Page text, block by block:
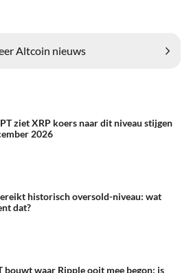
Altcoin nieuws
ziet XRP koers naar dit niveau stijgen
2026
historisch oversold-niveau: wat
dat?
bouwt waar Ripple ooit mee begon: is